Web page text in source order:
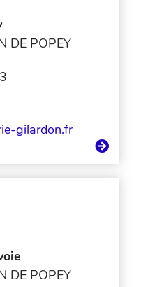
DE POPEY
gilardon.fr
DE POPEY